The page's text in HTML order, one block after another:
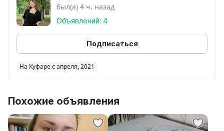
был(а) 4 ч. назад
Объявлений: 4
Подписаться
На Куфаре с апреля, 2021
Похожие объявления